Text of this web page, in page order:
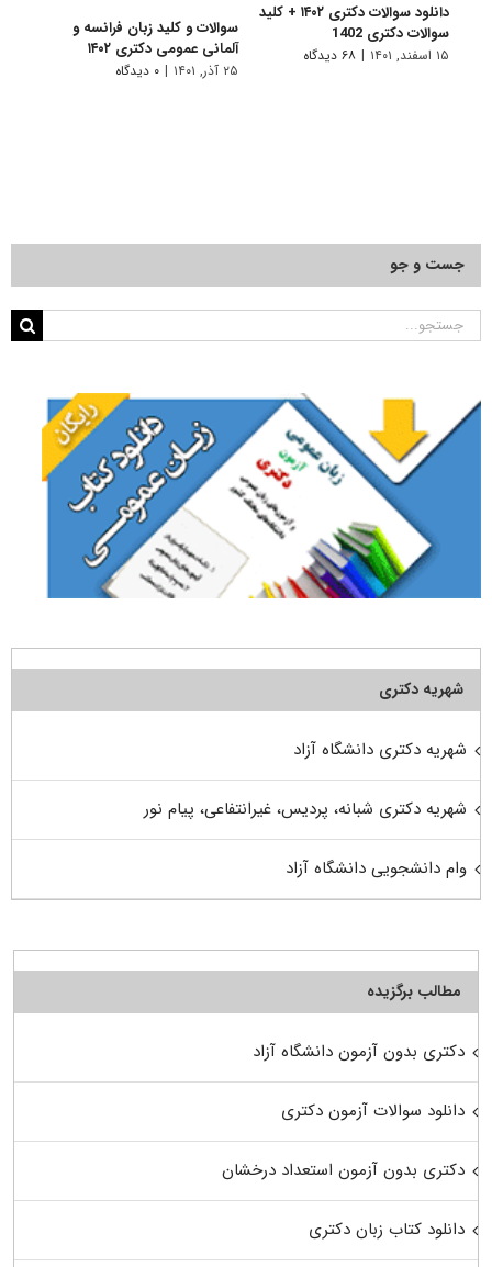
دانلود سوالات دکتری ۱۴۰۲ + کلید
سوالات دکتری 1402
۱۵ اسفند, ۱۴۰۱ | ۶۸ دیدگاه
سوالات و کلید زبان فرانسه و
آلمانی عمومی دکتری ۱۴۰۲
۲۵ آذر, ۱۴۰۱ | ۰ دیدگاه
جست و جو
جستجو
شهریه دکتری
شهریه دکتری دانشگاه آزاد
شهریه دکتری شبانه، پردیس، غیرانتفاعی، پیام نور
وام دانشجویی دانشگاه آزاد
مطالب برگزیده
دکتری بدون آزمون دانشگاه آزاد
دانلود سوالات آزمون دکتری
دکتری بدون آزمون استعداد درخشان
دانلود کتاب زبان دکتری